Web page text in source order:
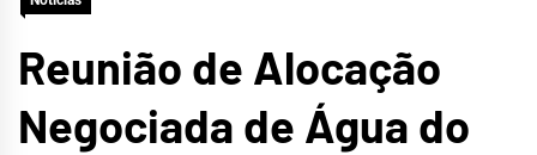
Reunião de Alocação
Negociada de Água do